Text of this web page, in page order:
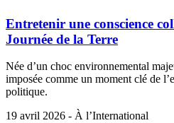
Entretenir une conscience
Journée de la Terre
Née d’un choc environnemental
imposée comme un moment clé de
politique.
19 avril 2026 - À l’International